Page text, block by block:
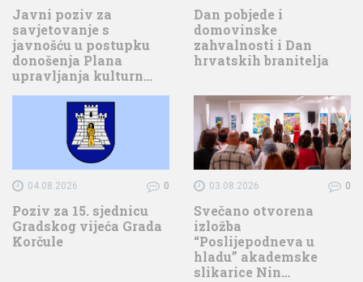
Javni poziv za
savjetovanje s
javnošću u postupku
donošenja Plana
upravljanja kulturn…
Dan pobjede i
domovinske
zahvalnosti i Dan
hrvatskih branitelja
04.08.2026 0
Poziv za 15. sjednicu
Gradskog vijeća Grada
Korčule
03.08.2026 0
Svečano otvorena
izložba
“Poslijepodneva u
hladu” akademske
slikarice Nin…